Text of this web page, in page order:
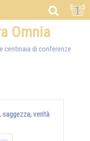
1
Omnia
centinaia di conferenze
saggezza, verità